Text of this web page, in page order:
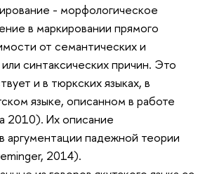
- морфологическое
в маркировании прямого
от семантических и
синтаксических причин. Это
и в тюркских языках, в
языке, описанном в работе
2010). Их описание
аргументации падежной теории
2014).